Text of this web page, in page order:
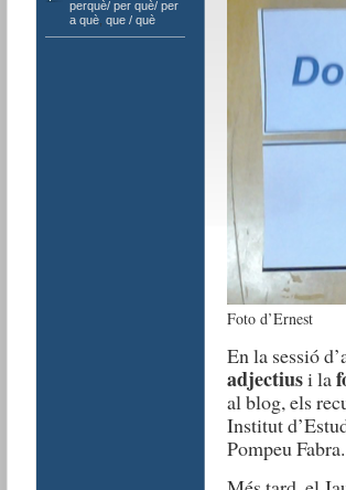
perquè/ per què/ per
a què, que / què
Foto d’Ernest
En la sessió
adjectiusi la
al blog, els
Institut
Pompeu Fabra.